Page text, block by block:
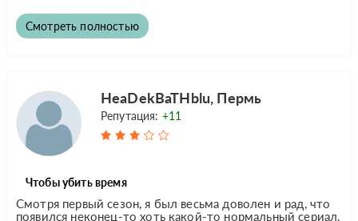
Смотреть полностью
HeaDekBaTHblu, Пермь
Репутация: +11
Чтобы убить время
Смотря первый сезон, я был весьма доволен и рад, что
появился неконец-то хоть какой-то нормальный сериал,